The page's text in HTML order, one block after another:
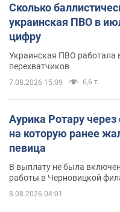
Сколько
украинская ПВО в
цифру
Украинская ПВО работала
перехватчиков
7.08.2026 15:09 6,6 т.
Аурика Ротару
на которую ранее
певица
В выплату не была
работы в Черновицкой
8.08.2026 04:01